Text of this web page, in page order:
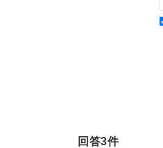
回答3件